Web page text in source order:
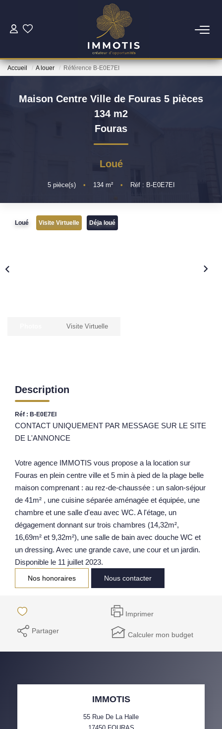
ESTIMER
ACHETER
Nos Services
INVESTIR
Nos Opportunités D'investissement
Notre Équipe
Parrainage
Nos Actualités
Avis Clients
Accueil A louer Référence B-E0E7EI
Maison Centre Ville de Fouras 5 pièces
134 m2
Fouras
Loué
5pièce(s) • 134m² • Réf : B-E0E7EI
Loué Visite Virtuelle Déja loué
Visite Virtuelle
Description
Réf : B-E0E7EI
CONTACT UNIQUEMENT PAR MESSAGE SUR LE SITE
DE L'ANNONCE
Votre agence IMMOTIS vous propose a la location sur
Fouras en plein centre ville et 5 min à pied de la plage belle
maison comprenant : au rez-de-chaussée : un salon-séjour
de 41m² , une cuisine séparée aménagée et équipée, une
chambre et une salle d'eau avec WC. A l'étage, un
dégagement donnant sur trois chambres (14,32m²,
16,69m² et 9,32m²), une salle de bain avec douche WC et
un dressing. Avec une grande cave, une cour et un jardin.
Disponible le 11 juillet 2023.
Nos honoraires Nous contacter
Imprimer
Partager Calculer mon budget
IMMOTIS
55 Rue De La Halle
17450 FOURAS